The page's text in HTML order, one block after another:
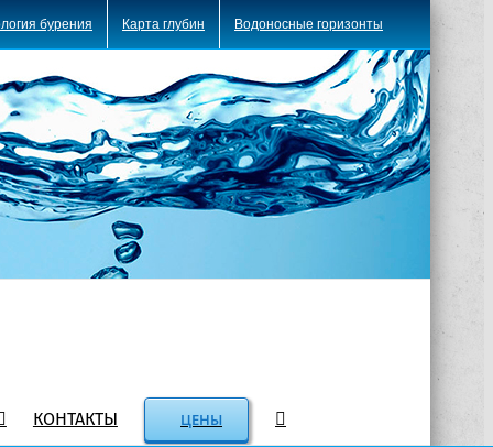
бурения Карта глубин Водоносные горизонты
КОНТАКТЫ ЦЕНЫ